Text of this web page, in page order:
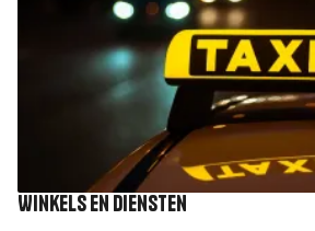
Winkels en diensten